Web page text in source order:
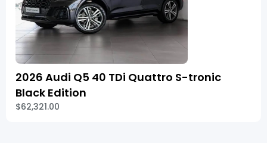
2026 Audi Q5 40 TDi Quattro S-tronic
Black Edition
$62,321.00